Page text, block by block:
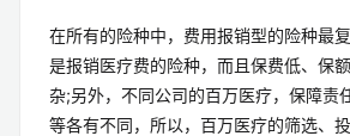
在所有的险种中，费用报销型的险种最
是报销医疗费的险种，而且保费低、保
杂;另外，不同公司的百万医疗，保障责
等各有不同，所以，百万医疗的筛选、